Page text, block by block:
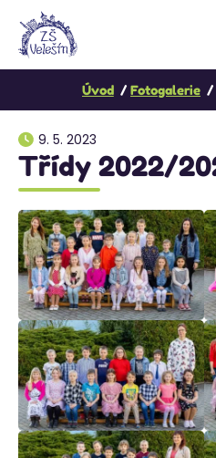
Úvod Fotogalerie
9. 5. 2023
Třídy 2022/